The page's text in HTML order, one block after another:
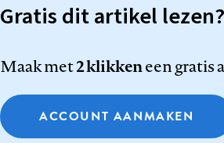
Gratis dit artikel lezen?
Maak met2 klikkeneen gratis
ACCOUNT AANMAKEN